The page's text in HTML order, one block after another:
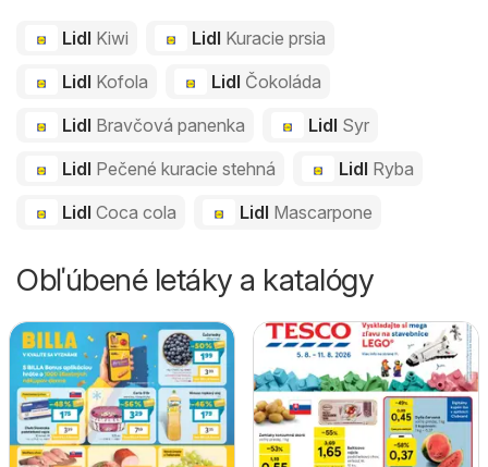
Lidl Kiwi Lidl Kuracie prsia
Lidl Kofola Lidl Čokoláda
Lidl Bravčová panenka Lidl Syr
Lidl Pečené kuracie stehná Lidl Ryba
Lidl Coca cola Lidl Mascarpone
Obľúbené letáky a katalógy